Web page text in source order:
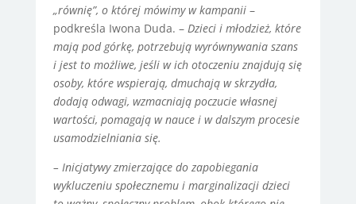
„równię”, o której mówimy w kampanii –
podkreśla Iwona Duda. –Dzieci i młodzież, które
mają pod górkę, potrzebują wyrównywania szans
i jest to możliwe, jeśli w ich otoczeniu znajdują się
osoby, które wspierają, dmuchają w skrzydła,
dodają odwagi, wzmacniają poczucie własnej
wartości, pomagają w nauce i w dalszym procesie
usamodzielniania się.
– Inicjatywy zmierzające do zapobiegania
wykluczeniu społecznemu i marginalizacji dzieci